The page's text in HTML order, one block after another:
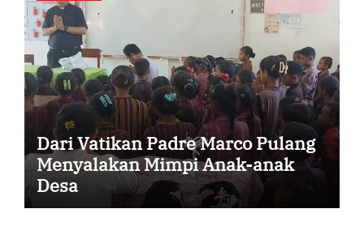
Dari Vatikan Padre Marco Pulang
Menyalakan Mimpi Anak-anak
Desa